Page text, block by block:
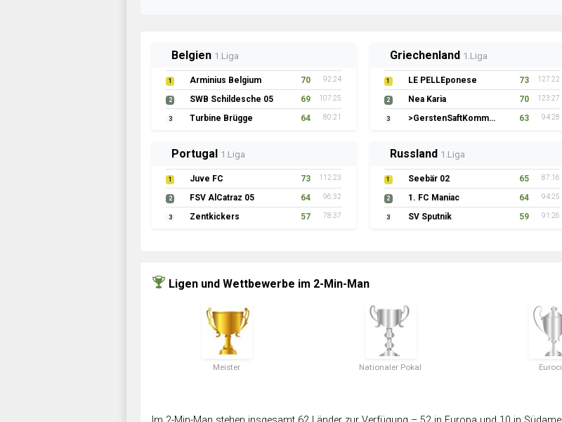
Belgien 1.Liga
1 Arminius Belgium 70 92:24
2 SWB Schildesche 05 69 107:25
3 Turbine Brügge 64 80:21
Griechenland 1.Liga
1 LE PELLEponese 73 127:22
2 Nea Karia 70 123:27
3 >GerstenSaftKommando 63 94:28
Portugal 1.Liga
1 Juve FC 73 112:23
2 FSV AlCatraz 05 64 96:32
3 Zentkickers 57 78:37
Russland 1.Liga
1 Seebär 02 65 87:16
2 1. FC Maniac 64 94:25
3 SV Sputnik 59 91:26
Ligen und Wettbewerbe im 2-Min-Man
Meister Nationaler Pokal